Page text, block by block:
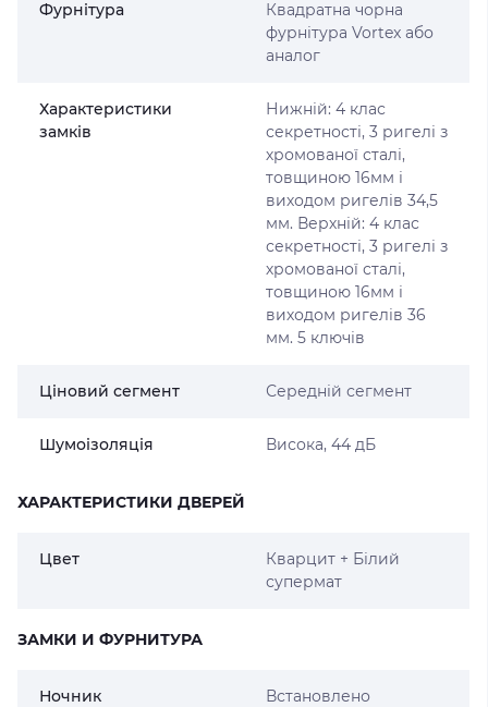
Фурнітура
Квадратна чорна
фурнітура Vortex або
аналог
Характеристики
замків
Нижній: 4 клас
секретності, 3 ригелі з
хромованої сталі,
товщиною 16мм і
виходом ригелів 34,5
мм. Верхній: 4 клас
секретності, 3 ригелі з
хромованої сталі,
товщиною 16мм і
виходом ригелів 36
мм. 5 ключів
Ціновий сегмент Середній сегмент
Шумоізоляція Висока, 44 дБ
ХАРАКТЕРИСТИКИ ДВЕРЕЙ
Цвет
Кварцит + Білий
супермат
ЗАМКИ И ФУРНИТУРА
Ночник Встановлено